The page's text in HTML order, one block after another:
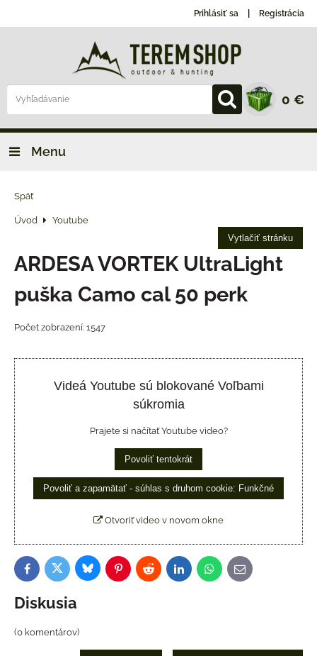
Prihlásiť sa Registrácia
0 €
Menu
Späť
Úvod
Youtube
Vytlačiť stránku
ARDESA VORTEK UltraLight
puška Camo cal 50 perk
Počet zobrazení: 1547
Videá Youtube sú blokované Voľbami
súkromia
Prajete si načítať Youtube video?
Povoliť tentokrát
Povoliť a zapamätať - súhlas s druhom cookie: Funkčné
Otvoriť video v novom okne
FacebookTwitterBlueskyPinterestReddit LinkedInWhatsApp
E-
mail
Diskusia
(0 komentárov)